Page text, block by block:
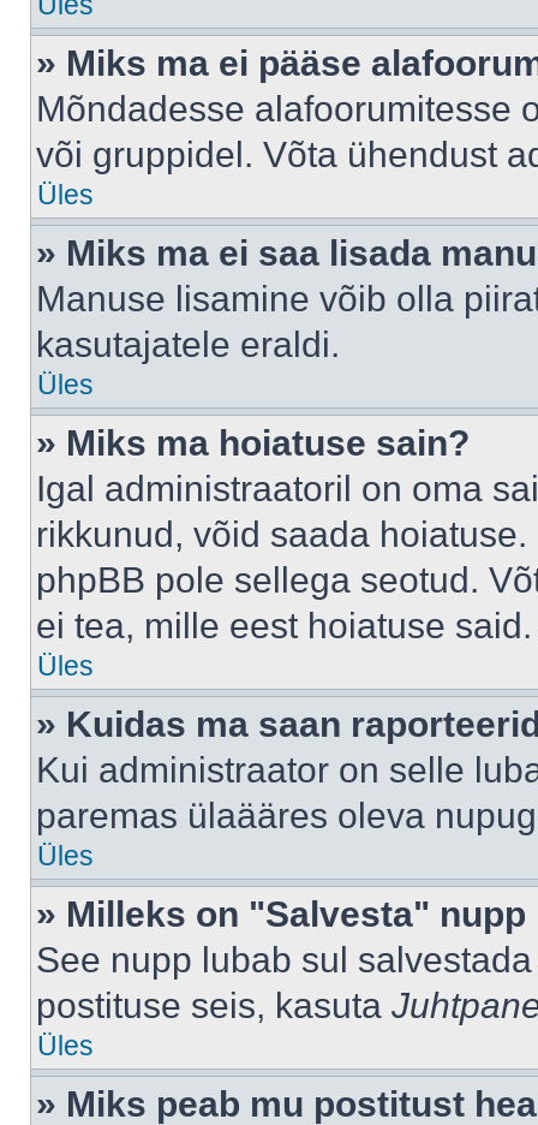
» Miks ma ei pääse
Mõndadesse alafoorumitesse
või gruppidel. Võta ühendust
Üles
» Miks ma ei saa lisada
Manuse lisamine võib olla
kasutajatele eraldi.
Üles
» Miks ma hoiatuse sain?
Igal administraatoril on oma
rikkunud, võid saada
phpBB pole sellega seotud.
ei tea, mille eest hoiatuse said.
Üles
» Kuidas ma saan
Kui administraator on selle
paremas ülaääres oleva
Üles
» Milleks on "Salvesta"
See nupp lubab sul
postituse seis, kasuta
Üles
» Miks peab mu postitust